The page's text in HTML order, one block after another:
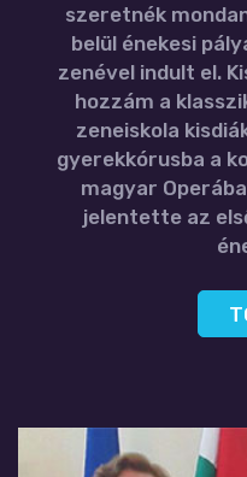
szeretnék
belül énekesi
zenével indult el.
hozzám a
zeneiskola
gyerekkórusba a
magyar
jelentette az